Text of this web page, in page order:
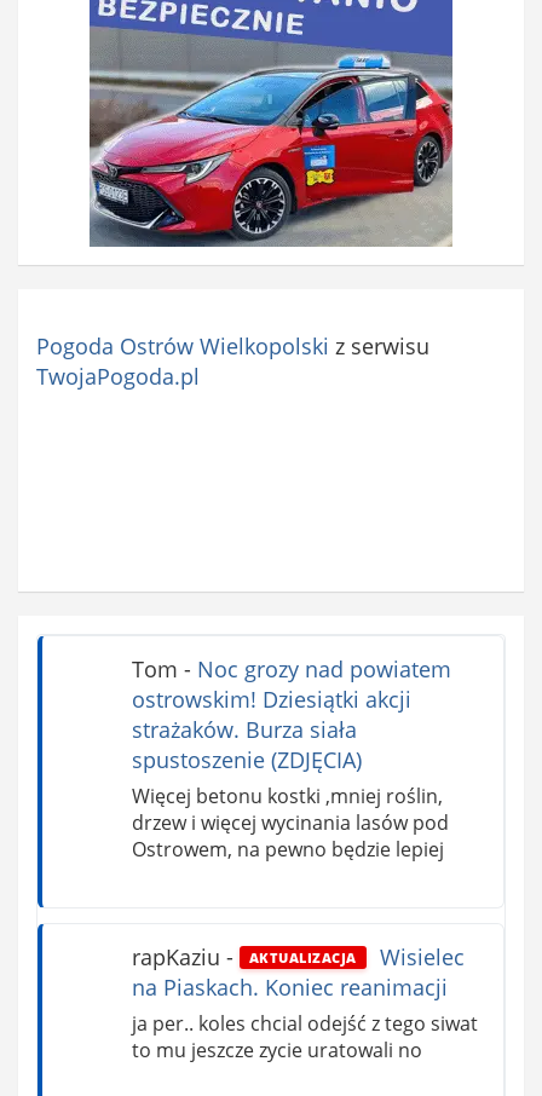
Pogoda Ostrów Wielkopolski z serwisu
TwojaPogoda.pl
Tom - Noc grozy nad powiatem
ostrowskim! Dziesiątki akcji
strażaków. Burza siała
spustoszenie (ZDJĘCIA)
Więcej betonu kostki ,mniej roślin,
drzew i więcej wycinania lasów pod
Ostrowem, na pewno będzie lepiej
rapKaziu - AKTUALIZACJA
Wisielec
na Piaskach. Koniec reanimacji
ja per.. koles chcial odejść z tego siwat
to mu jeszcze zycie uratowali no